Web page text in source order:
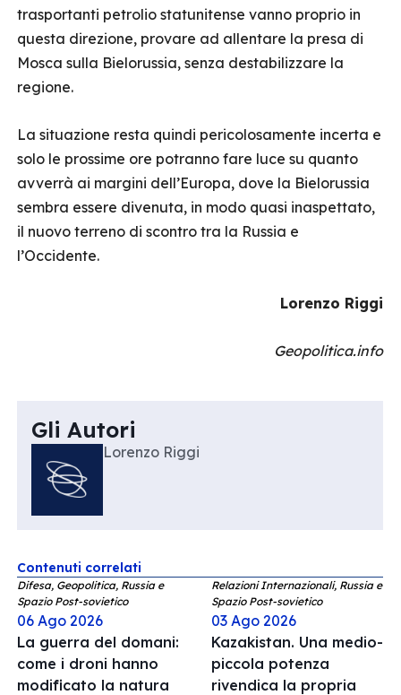
trasportanti petrolio statunitense vanno proprio in
questa direzione, provare ad allentare la presa di
Mosca sulla Bielorussia, senza destabilizzare la
regione.
La situazione resta quindi pericolosamente incerta e
solo le prossime ore potranno fare luce su quanto
avverrà ai margini dell’Europa, dove la Bielorussia
sembra essere divenuta, in modo quasi inaspettato,
il nuovo terreno di scontro tra la Russia e
l’Occidente.
Lorenzo Riggi
Geopolitica.info
Gli Autori
Lorenzo Riggi
Contenuti correlati
Difesa, Geopolitica, Russia e
Spazio Post-sovietico
06 Ago 2026
La guerra del domani:
come i droni hanno
modificato la natura
Relazioni Internazionali, Russia e
Spazio Post-sovietico
03 Ago 2026
Kazakistan. Una medio-
piccola potenza
rivendica la propria